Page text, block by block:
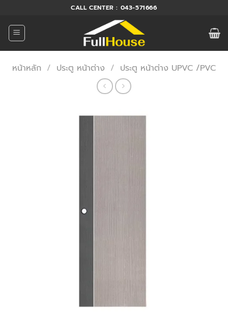
ยัง
เนื้อหา
CALL CENTER : 043-571666
หน้าหลัก / ประตู หน้าต่าง / ประตู หน้าต่าง UPVC /PVC